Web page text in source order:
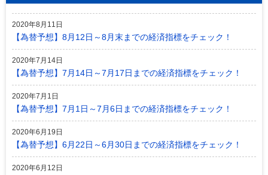
2020年8月11日
【為替予想】8月12日～8月末までの経済指標をチェック！
2020年7月14日
【為替予想】7月14日～7月17日までの経済指標をチェック！
2020年7月1日
【為替予想】7月1日～7月6日までの経済指標をチェック！
2020年6月19日
【為替予想】6月22日～6月30日までの経済指標をチェック！
2020年6月12日